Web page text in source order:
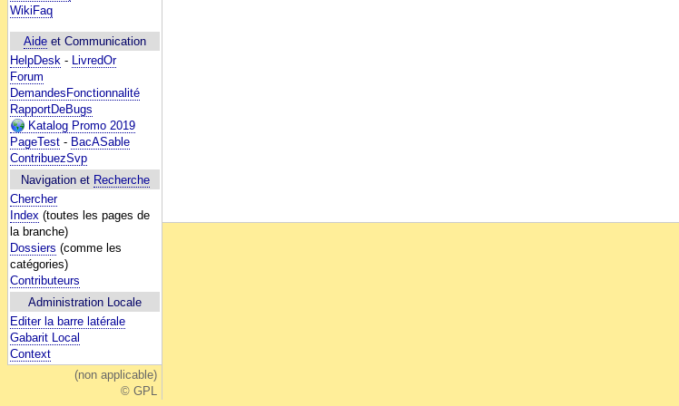
WikiFaq
Aide et Communication
HelpDesk - LivredOr
Forum
DemandesFonctionnalité
RapportDeBugs
Katalog Promo 2019
PageTest - BacASable
ContribuezSvp
Navigation et Recherche
Chercher
Index (toutes les pages de
la branche)
Dossiers (comme les
catégories)
Contributeurs
Administration Locale
Editer la barre latérale
Gabarit Local
Context
(non applicable)
© GPL